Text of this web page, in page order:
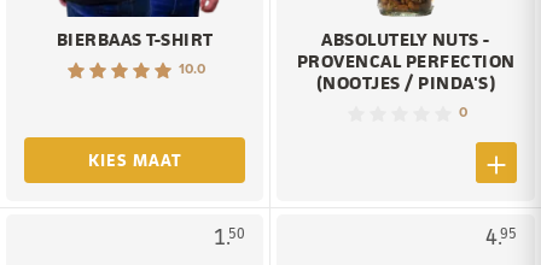
BIERBAAS T-SHIRT
10.0
KIES MAAT
ABSOLUTELY NUTS -
PROVENCAL PERFECTION
(NOOTJES / PINDA'S)
0
1.50 4.95